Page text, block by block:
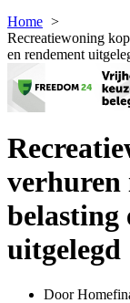
Home
Recreatiewoning
en rendement
verhuren
belasting
uitgelegd
Door